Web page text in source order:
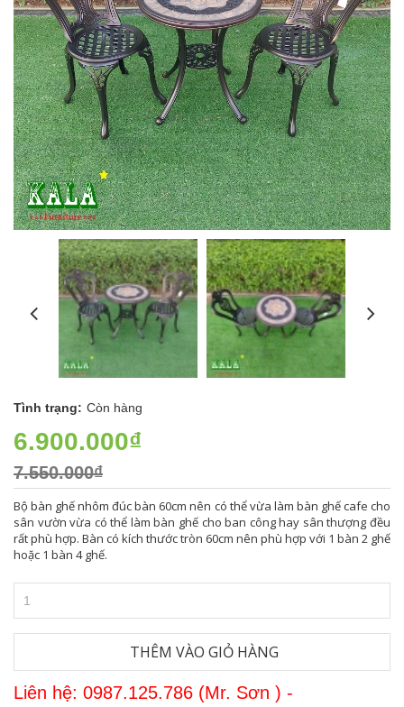
Tình trạng: Còn hàng
6.900.000₫
7.550.000₫
Bộ bàn ghế nhôm đúc bàn 60cm nên có thể vừa làm bàn ghế cafe cho
sân vườn vừa có thể làm bàn ghế cho ban công hay sân thượng đều
rất phù hợp. Bàn có kích thước tròn 60cm nên phù hợp với 1 bàn 2 ghế
hoặc 1 bàn 4 ghế.
THÊM VÀO GIỎ HÀNG
Liên hệ: 0987.125.786 (Mr. Sơn ) -